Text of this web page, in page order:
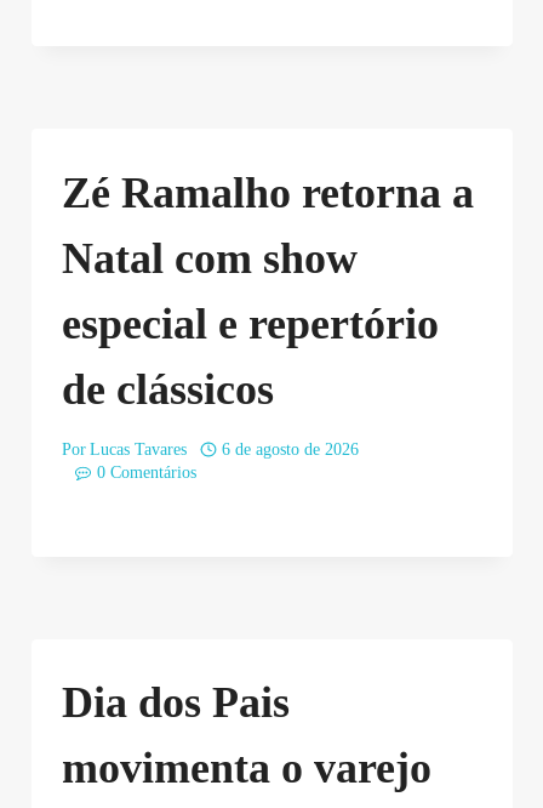
Zé Ramalho retorna a
Natal com show
especial e repertório
de clássicos
Por Lucas Tavares
6 de agosto de 2026
0 Comentários
Dia dos Pais
movimenta o varejo